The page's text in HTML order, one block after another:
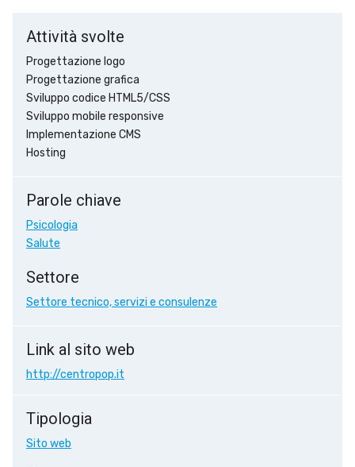
Attività svolte
Progettazione logo
Progettazione grafica
Sviluppo codice HTML5/CSS
Sviluppo mobile responsive
Implementazione CMS
Hosting
Parole chiave
Psicologia
Salute
Settore
Settore tecnico, servizi e consulenze
Link al sito web
http://centropop.it
Tipologia
Sito web